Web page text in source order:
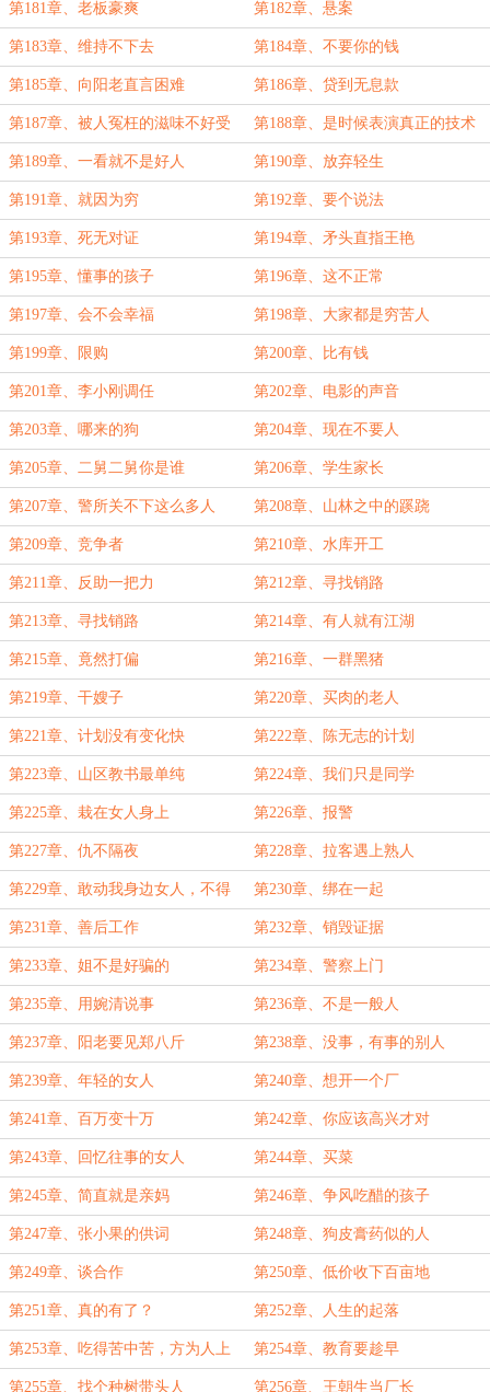
第181章、老板豪爽 第182章、悬案
第183章、维持不下去 第184章、不要你的钱
第185章、向阳老直言困难 第186章、贷到无息款
第187章、被人冤枉的滋味不好受 第188章、是时候表演真正的技术
第189章、一看就不是好人 第190章、放弃轻生
第191章、就因为穷 第192章、要个说法
第193章、死无对证 第194章、矛头直指王艳
第195章、懂事的孩子 第196章、这不正常
第197章、会不会幸福 第198章、大家都是穷苦人
第199章、限购 第200章、比有钱
第201章、李小刚调任 第202章、电影的声音
第203章、哪来的狗 第204章、现在不要人
第205章、二舅二舅你是谁 第206章、学生家长
第207章、警所关不下这么多人 第208章、山林之中的蹊跷
第209章、竞争者 第210章、水库开工
第211章、反助一把力 第212章、寻找销路
第213章、寻找销路 第214章、有人就有江湖
第215章、竟然打偏 第216章、一群黑猪
第219章、干嫂子 第220章、买肉的老人
第221章、计划没有变化快 第222章、陈无志的计划
第223章、山区教书最单纯 第224章、我们只是同学
第225章、栽在女人身上 第226章、报警
第227章、仇不隔夜 第228章、拉客遇上熟人
第229章、敢动我身边女人，不得
好死
第230章、绑在一起
第231章、善后工作 第232章、销毁证据
第233章、姐不是好骗的 第234章、警察上门
第235章、用婉清说事 第236章、不是一般人
第237章、阳老要见郑八斤 第238章、没事，有事的别人
第239章、年轻的女人 第240章、想开一个厂
第241章、百万变十万 第242章、你应该高兴才对
第243章、回忆往事的女人 第244章、买菜
第245章、简直就是亲妈 第246章、争风吃醋的孩子
第247章、张小果的供词 第248章、狗皮膏药似的人
第249章、谈合作 第250章、低价收下百亩地
第251章、真的有了？ 第252章、人生的起落
第253章、吃得苦中苦，方为人上
人
第254章、教育要趁早
第255章、找个种树带头人 第256章、王朝生当厂长